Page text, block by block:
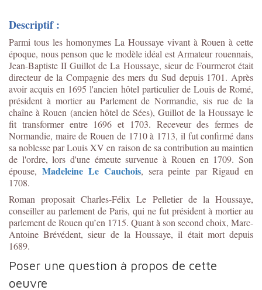
Descriptif :
Parmi tous les homonymes La Houssaye vivant à Rouen à cette
époque, nous penson que le modèle idéal est Armateur rouennais,
Jean-Baptiste II Guillot de La Houssaye, sieur de Fourmerot était
directeur de la Compagnie des mers du Sud depuis 1701. Après
avoir acquis en 1695 l'ancien hôtel particulier de Louis de Romé,
président à mortier au Parlement de Normandie, sis rue de la
chaîne à Rouen (ancien hôtel de Sées), Guillot de la Houssaye le
fit transformer entre 1696 et 1703. Receveur des fermes de
Normandie, maire de Rouen de 1710 à 1713, il fut confirmé dans
sa noblesse par Louis XVen raison de sa contribution au maintien
de l'ordre, lors d'une émeute survenue à Rouen en 1709. Son
épouse, Madeleine Le Cauchois, sera peinte par Rigaud en
1708.
Roman proposait Charles-Félix Le Pelletier de la Houssaye,
conseiller au parlement de Paris, qui ne fut président à mortier au
parlement de Rouen qu’en 1715. Quant à son second choix, Marc-
Antoine Brévédent, sieur de la Houssaye, il était mort depuis
1689.
Poser une question à propos de cette
oeuvre